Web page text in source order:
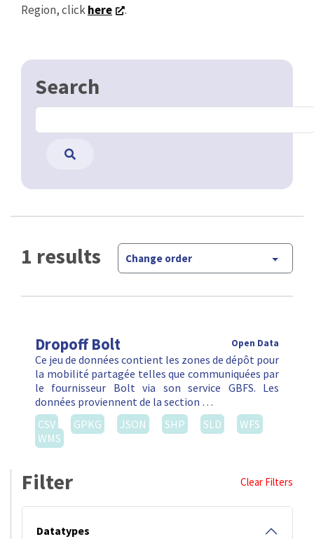
Region, clickhere .
Search
1 results Change order
Dropoff Bolt Open Data
Ce jeu de données contient les zones de dépôt pour
la mobilité partagée telles que communiquées par
le fournisseur Bolt via son service GBFS. Les
données proviennent de la section …
CSV
GPKG JSON SHP SLD
WFS
WMS
Filter Clear Filters
Datatypes